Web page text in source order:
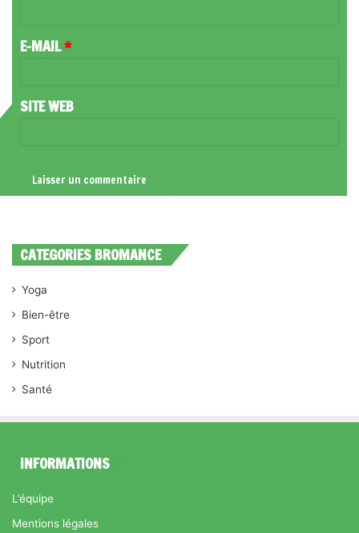
R
E-MAIL*
SITE WEB
CATEGORIES BROMANCE
Yoga
Bien-être
Sport
Nutrition
Santé
INFORMATIONS
L’équipe
Mentions légales